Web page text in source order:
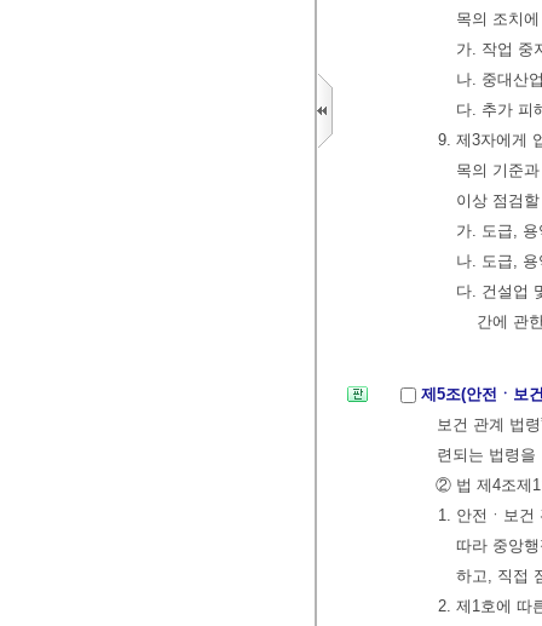
목의 조치
가. 작업 중
나. 중대산
다. 추가 피
9. 제3자에게
목의 기준
이상 점검
가. 도급,
나. 도급,
다. 건설업
간에 관
제5조(안전ㆍ보
보건 관계 법
련되는 법령을
② 법 제4조제1
1. 안전ㆍ보건
따라 중앙
하고, 직접
2. 제1호에 따